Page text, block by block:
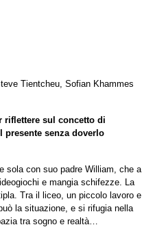
Tientcheu, Sofian Khammes
riflettere sul concetto di
senza doverlo
sola con suo padre William, che a
e mangia schifezze. La
Tra il liceo, un piccolo lavoro e
la situazione, e si rifugia nella
tra sogno e realtà…